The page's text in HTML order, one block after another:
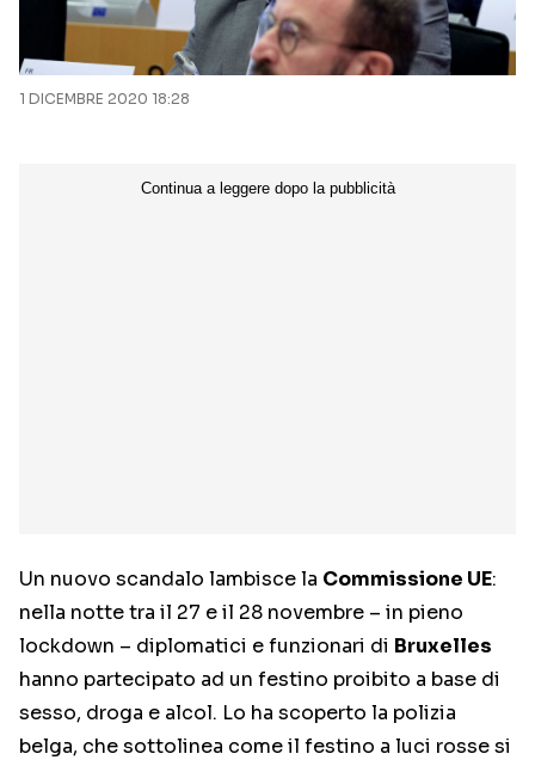
1 DICEMBRE 2020 18:28
Un nuovo scandalo lambisce la Commissione UE:
nella notte tra il 27 e il 28 novembre – in pieno
lockdown – diplomatici e funzionari di Bruxelles
hanno partecipato ad un festino proibito a base di
sesso, droga e alcol. Lo ha scoperto la polizia
belga, che sottolinea come il festino a luci rosse si